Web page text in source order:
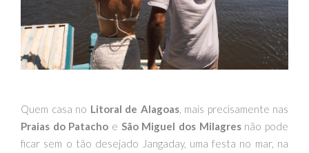
Quem casa no Litoral de Alagoas, mais precisamente nas
Praias do Patacho e São Miguel dos Milagresnão pode
ficar sem o tão desejado Jangaday, uma festa no mar, na